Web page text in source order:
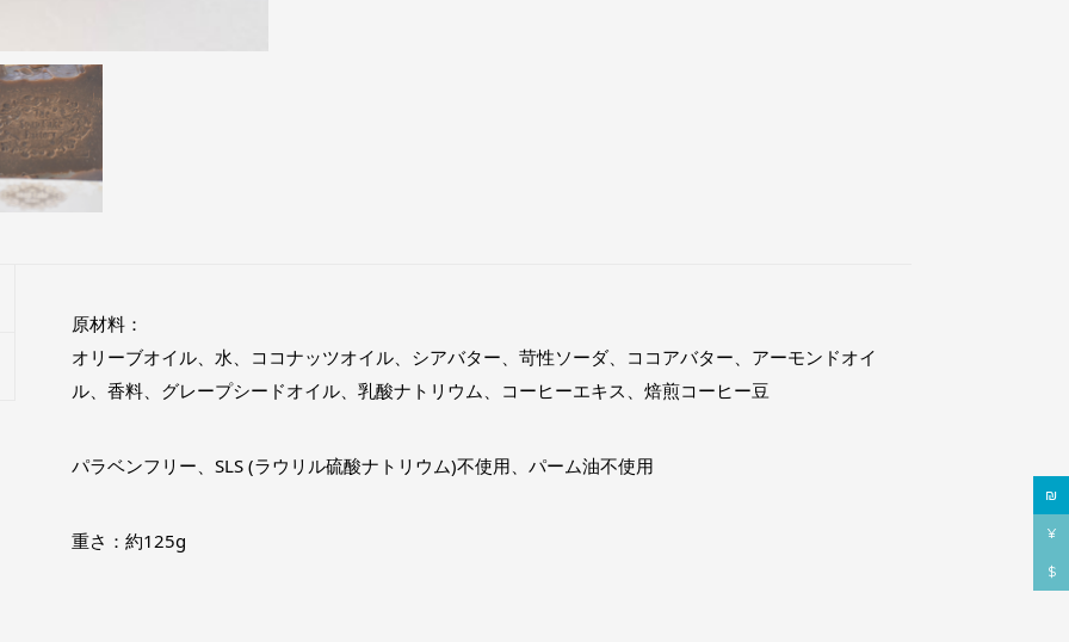
₪
¥
$
原材料：
オリーブオイル、水、ココナッツオイル、シアバター、苛性ソーダ、ココアバター、アーモンドオイ
ル、香料、グレープシードオイル、乳酸ナトリウム、コーヒーエキス、焙煎コーヒー豆
パラベンフリー、SLS (ラウリル硫酸ナトリウム)不使用、パーム油不使用
重さ：約125g